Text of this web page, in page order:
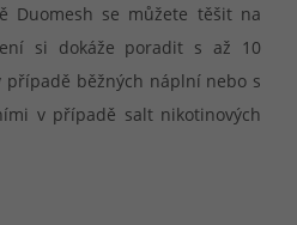
Duomesh se můžete těšit na
si dokáže poradit s až 10
běžných náplní nebo s
v případě salt nikotinových